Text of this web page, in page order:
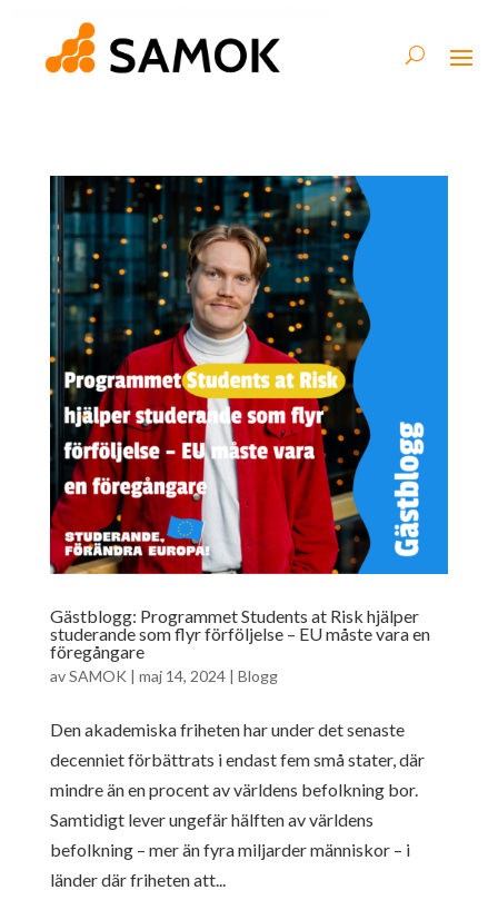
Gästblogg: Programmet Students at Risk hjälper
studerande som flyr förföljelse – EU måste vara en
föregångare
avSAMOK | maj 14, 2024| Blogg
Den akademiska friheten har under det senaste
decenniet förbättrats i endast fem små stater, där
mindre än en procent av världens befolkning bor.
Samtidigt lever ungefär hälften av världens
befolkning – mer än fyra miljarder människor – i
länder där friheten att...